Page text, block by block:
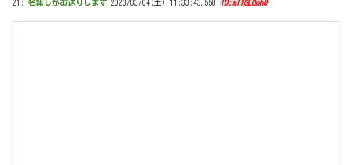
21: 名無しがお送りします 2023/03/04(土) 11:33:43.558 ID:mITGLOnh0